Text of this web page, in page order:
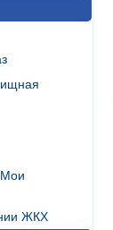
Мои
ЖКХ